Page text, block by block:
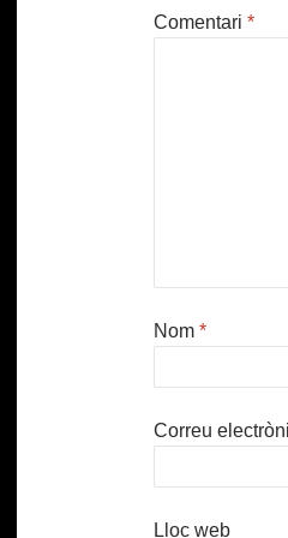
Comentari *
Nom *
Correu
Lloc web